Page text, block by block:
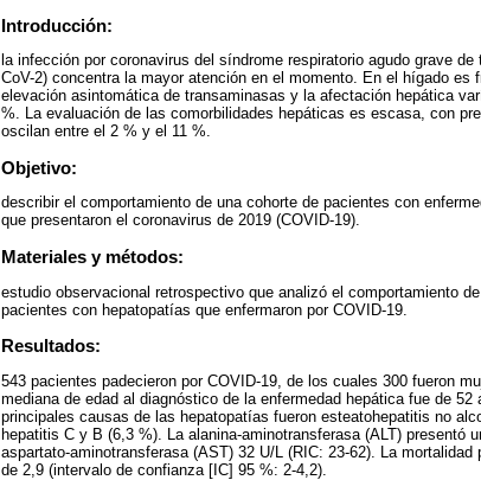
Introducción:
la infección por coronavirus del síndrome respiratorio agudo grave de
CoV-2) concentra la mayor atención en el momento. En el hígado es
elevación asintomática de transaminasas y la afectación hepática
%. La evaluación de las comorbilidades hepáticas es escasa, con
oscilan entre el 2 % y el 11 %.
Objetivo:
describir el comportamiento de una cohorte de pacientes con
que presentaron el coronavirus de 2019 (COVID-19).
Materiales y métodos:
estudio observacional retrospectivo que analizó el comportamiento
pacientes con hepatopatías que enfermaron por COVID-19.
Resultados:
543 pacientes padecieron por COVID-19, de los cuales 300 fueron
mediana de edad al diagnóstico de la enfermedad hepática fue de 52
principales causas de las hepatopatías fueron esteatohepatitis no
hepatitis C y B (6,3 %). La alanina-aminotransferasa (ALT) presentó
aspartato-aminotransferasa (AST) 32 U/L (RIC: 23-62). La
de 2,9 (intervalo de confianza [IC] 95 %: 2-4,2).